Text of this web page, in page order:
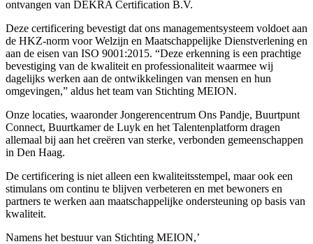
ontvangen van DEKRA Certification B.V.
Deze certificering bevestigt dat ons managementsysteem voldoet aan
de HKZ-norm voor Welzijn en Maatschappelijke Dienstverlening en
aan de eisen van ISO 9001:2015. “Deze erkenning is een prachtige
bevestiging van de kwaliteit en professionaliteit waarmee wij
dagelijks werken aan de ontwikkelingen van mensen en hun
omgevingen,” aldus het team van Stichting MEION.
Onze locaties, waaronder Jongerencentrum Ons Pandje, Buurtpunt
Connect, Buurtkamer de Luyk en het Talentenplatform dragen
allemaal bij aan het creëren van sterke, verbonden gemeenschappen
in Den Haag.
De certificering is niet alleen een kwaliteitsstempel, maar ook een
stimulans om continu te blijven verbeteren en met bewoners en
partners te werken aan maatschappelijke ondersteuning op basis van
kwaliteit.
Namens het bestuur van Stichting MEION,’